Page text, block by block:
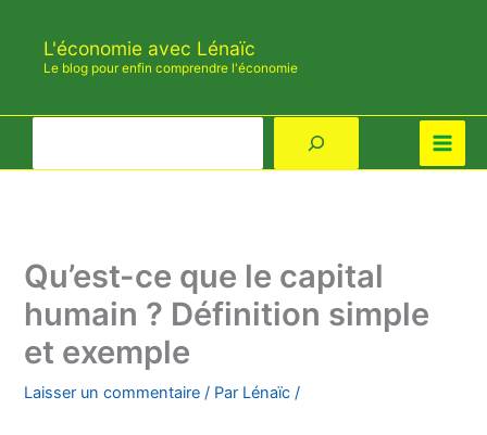
contenu
L'économie avec Lénaïc
Le blog pour enfin comprendre l'économie
Qu’est-ce que le capital
humain ? Définition simple
et exemple
Laisser un commentaire / Par Lénaïc/